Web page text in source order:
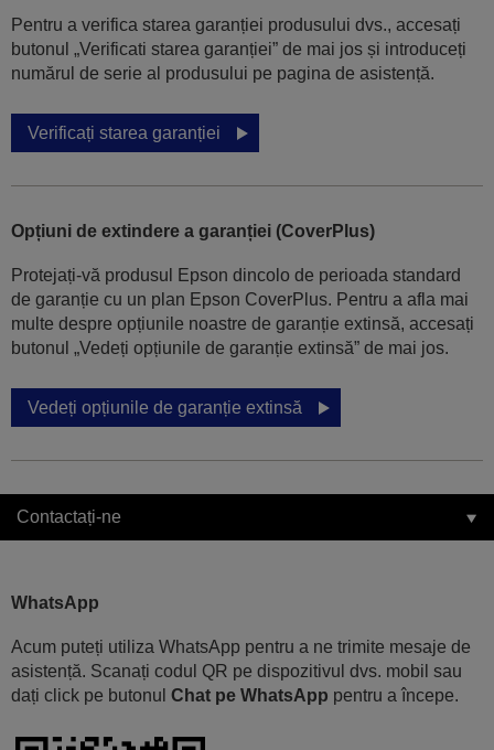
Pentru a verifica starea garanției produsului dvs., accesați
butonul „Verificati starea garanției” de mai jos și introduceți
numărul de serie al produsului pe pagina de asistență.
Verificați starea garanției
Opțiuni de extindere a garanției (CoverPlus)
Protejați-vă produsul Epson dincolo de perioada standard
de garanție cu un plan Epson CoverPlus. Pentru a afla mai
multe despre opțiunile noastre de garanție extinsă, accesați
butonul „Vedeți opțiunile de garanție extinsă” de mai jos.
Vedeți opțiunile de garanție extinsă
Contactați-ne
WhatsApp
Acum puteți utiliza WhatsApp pentru a ne trimite mesaje de
asistență. Scanați codul QR pe dispozitivul dvs. mobil sau
dați click pe butonul Chat pe WhatsApp pentru a începe.